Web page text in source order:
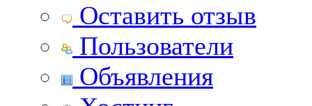
Оставить отзыв
Пользователи
Объявления